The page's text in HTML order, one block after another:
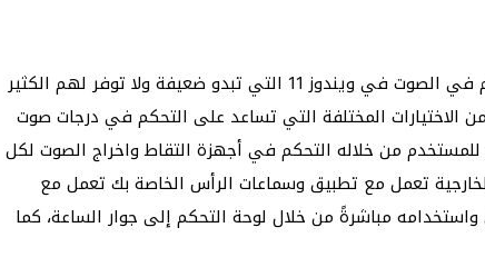
ويقوم تطبيق Eartrumpet بحل مشكلة لوحة التحكم في الصوت في ويندوز 11 التي تبدو ضعيفة ولا توفر لهم الكثير
الاختيارات المختلفة التي تساعد على التحكم في درجات صوت
من خلاله التحكم في أجهزة التقاط واخراج الصوت لكل
تعمل مع تطبيق وسماعات الرأس الخاصة بك تعمل مع
مباشرةً من خلال لوحة التحكم إلى جوار الساعة، كما